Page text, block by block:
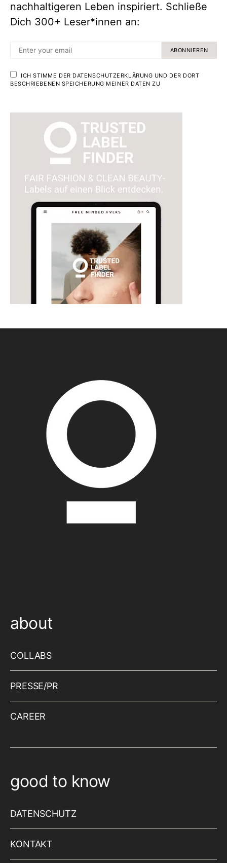
nachhaltigeren Leben inspiriert. Schließe
Dich 300+ Leser*innen an:
ABONNIEREN
ICH STIMME DER DATENSCHUTZERKLÄRUNG UND DER DORT
BESCHRIEBENEN SPEICHERUNG MEINER DATEN ZU
about
COLLABS
PRESSE/PR
CAREER
good to know
DATENSCHUTZ
KONTAKT